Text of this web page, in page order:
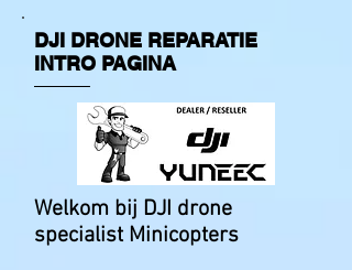
DJI DRONE REPARATIE
INTRO PAGINA
Welkom bij DJI drone
specialist Minicopters